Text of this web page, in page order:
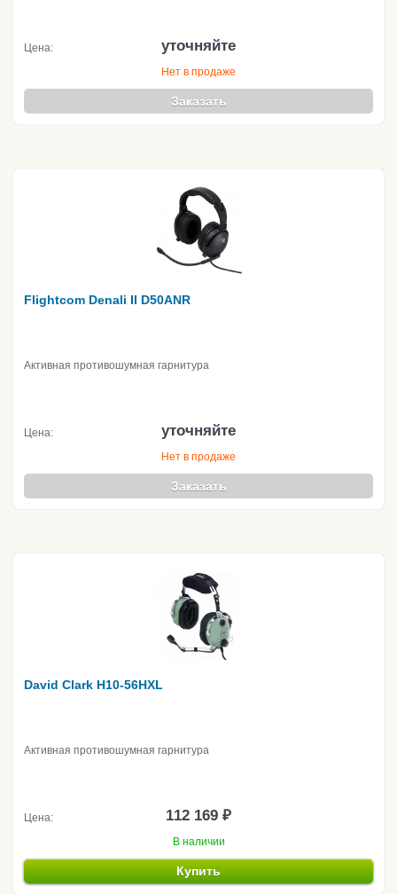
Цена: уточняйте
Нет в продаже
Заказать
Flightcom Denali II D50ANR
Активная противошумная гарнитура
Цена: уточняйте
Нет в продаже
Заказать
David Clark H10-56HXL
Активная противошумная гарнитура
Цена: 112 169 ₽
В наличии
Купить